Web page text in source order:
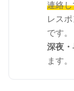
連絡
レス
です。
深夜
ます。